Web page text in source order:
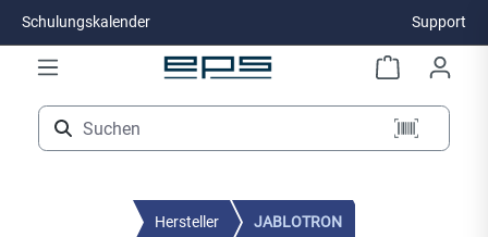
Zum Hauptinhalt springen
Schulungskalender Support
Hersteller JABLOTRON